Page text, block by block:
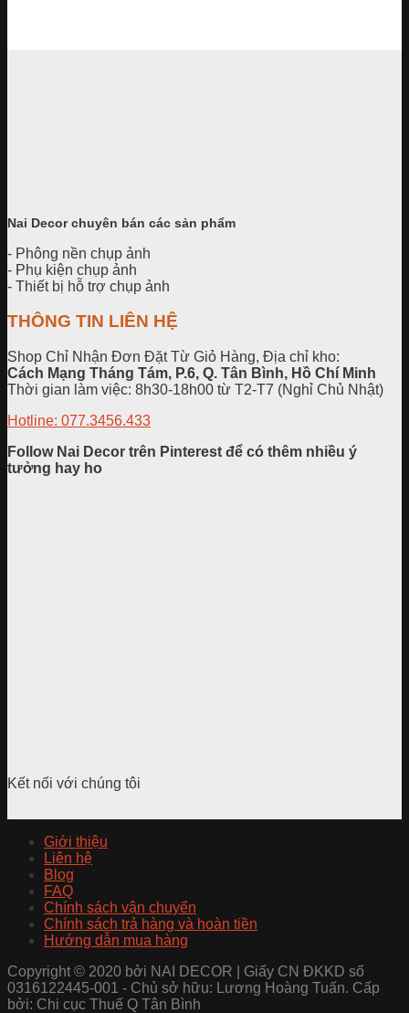
Nai Decor chuyên bán các sản phẩm
- Phông nền chụp ảnh
- Phụ kiện chụp ảnh
- Thiết bị hỗ trợ chụp ảnh
THÔNG TIN LIÊN HỆ
Shop Chỉ Nhận Đơn Đặt Từ Giỏ Hàng, Địa chỉ kho:
Cách Mạng Tháng Tám, P.6, Q. Tân Bình, Hồ Chí Minh
Thời gian làm việc: 8h30-18h00 từ T2-T7 (Nghỉ Chủ Nhật)
Hotline: 077.3456.433
Follow Nai Decor trên Pinterest để có thêm nhiều ý
tưởng hay ho
Kết nối với chúng tôi
Giới thiệu
Liên hệ
Blog
FAQ
Chính sách vận chuyển
Chính sách trả hàng và hoàn tiền
Hướng dẫn mua hàng
Copyright © 2020 bởi NAI DECOR | Giấy CN ĐKKD số
0316122445-001 - Chủ sở hữu: Lương Hoàng Tuấn. Cấp
bởi: Chi cục Thuế Q Tân Bình